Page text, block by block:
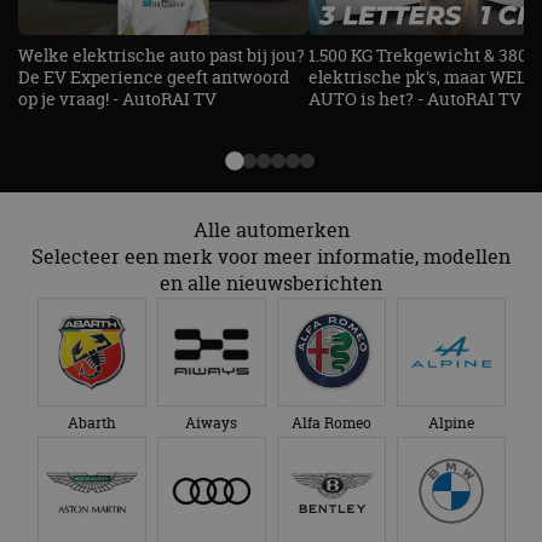
Welke elektrische auto past bij jou?
De EV Experience geeft antwoord
op je vraag! - AutoRAI TV
1.500 KG Trekgewicht & 380
elektrische pk's, maar
AUTO is het? - AutoRAI TV
Alle automerken
Selecteer een merk voor meer informatie, modellen
en alle nieuwsberichten
Abarth Aiways Alfa Romeo Alpine
te
adres van
te
essentieel
CookieScriptConsent
CookieScript
autorai.nl
4 weken 2
dagen
Deze
gebruikt
banner
te werken.
Google Privacy Policy